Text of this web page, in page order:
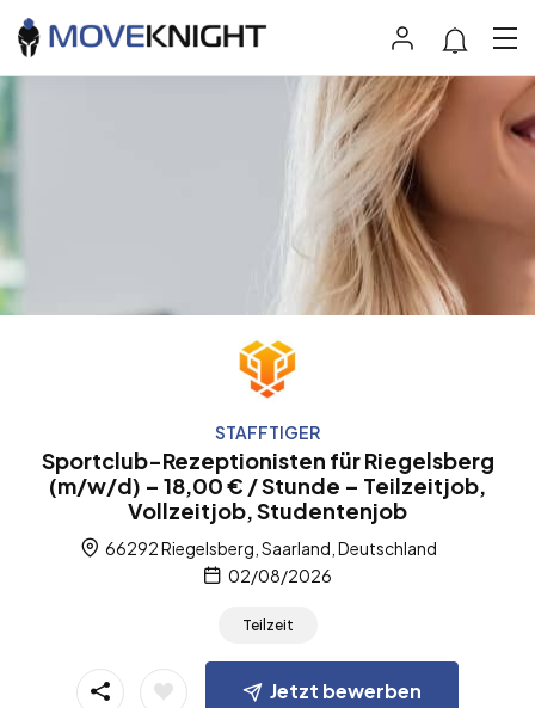
STAFFTIGER
Sportclub-Rezeptionisten für Riegelsberg
(m/w/d) – 18,00 € / Stunde – Teilzeitjob,
Vollzeitjob, Studentenjob
66292 Riegelsberg, Saarland, Deutschland
02/08/2026
Teilzeit
Jetzt bewerben